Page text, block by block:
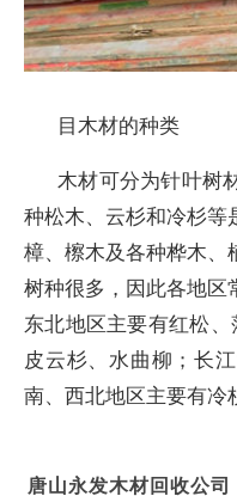
目木材的种类
木材可分为针叶树
种松木、云杉和冷杉等
樟、檫木及各种桦木、
树种很多，因此各地区
东北地区主要有红松
皮云杉、水曲柳；长
南、西北地区主要有冷
唐山永发木材回收公司